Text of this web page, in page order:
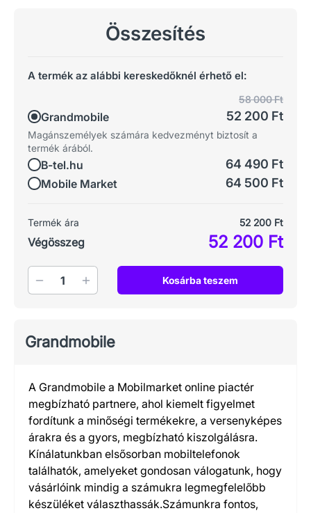
Összesítés
A termék az alábbi kereskedőknél érhető el:
Grandmobile
58 000 Ft
52 200 Ft
Magánszemélyek számára kedvezményt biztosít a
termék árából.
B-tel.hu 64 490 Ft
Mobile Market 64 500 Ft
Termék ára 52 200 Ft
Végösszeg 52 200 Ft
Mennyiség Kosárba teszem
Grandmobile
A Grandmobile a Mobilmarket online piactér
megbízható partnere, ahol kiemelt figyelmet
fordítunk a minőségi termékekre, a versenyképes
árakra és a gyors, megbízható kiszolgálásra.
Kínálatunkban elsősorban mobiltelefonok
találhatók, amelyeket gondosan válogatunk, hogy
vásárlóink mindig a számukra legmegfelelőbb
készüléket választhassák.Számunkra fontos,